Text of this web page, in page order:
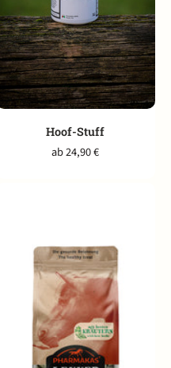
Hoof-Stuff
ab 24,90 €